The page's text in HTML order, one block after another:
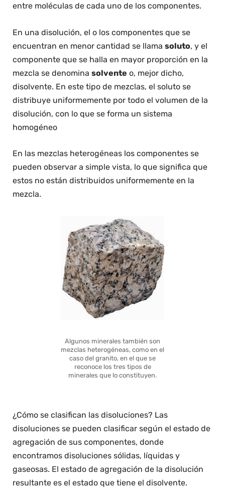
entre moléculas de cada uno de los componentes.
En una disolución, el o los componentes que se
encuentran en menor cantidad se llama soluto, y el
componente que se halla en mayor proporción en la
mezcla se denomina solvente o, mejor dicho,
disolvente. En este tipo de mezclas, el soluto se
distribuye uniformemente por todo el volumen de la
disolución, con lo que se forma un sistema
homogéneo
En las mezclas heterogéneas los componentes se
pueden observar a simple vista, lo que significa que
estos no están distribuidos uniformemente en la
mezcla.
Algunos minerales también son
mezclas heterogéneas, como en el
caso del granito, en el que se
reconoce los tres tipos de
minerales que lo constituyen.
¿Cómo se clasifican las disoluciones? Las
disoluciones se pueden clasificar según el estado de
agregación de sus componentes, donde
encontramos disoluciones sólidas, líquidas y
gaseosas. El estado de agregación de la disolución
resultante es el estado que tiene el disolvente.